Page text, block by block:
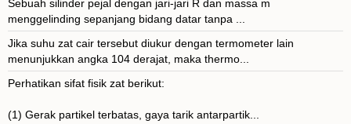
Sebuah silinder pejal dengan jari-jari R dan massa m
menggelinding sepanjang bidang datar tanpa ...
Jika suhu zat cair tersebut diukur dengan termometer lain
menunjukkan angka 104 derajat, maka thermo...
Perhatikan sifat fisik zat berikut:
(1) Gerak partikel terbatas, gaya tarik antarpartik...